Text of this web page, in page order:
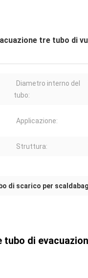
tre tubo di
Diametro interno del
tubo:
Applicazione:
Struttura:
di scarico per
di